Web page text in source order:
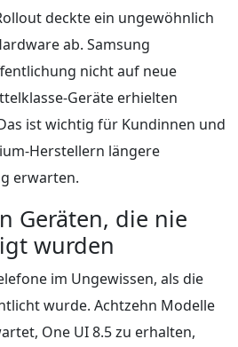
deckte ein ungewöhnlich
ab. Samsung
nicht auf neue
Geräte erhielten
ist wichtig für Kundinnen und
Herstellern längere
erwarten.
Geräten, die nie
wurden
im Ungewissen, als die
wurde. Achtzehn Modelle
One UI 8.5 zu erhalten,